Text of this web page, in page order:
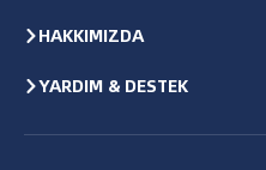
HAKKIMIZDA
YARDIM & DESTEK